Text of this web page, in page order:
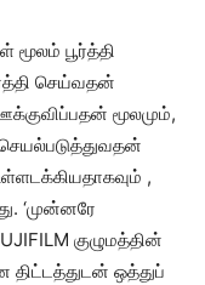
மூலம் பூர்த்தி
செய்வதன்
மூலமும்,
செயல்படுத்துவதன்
,
‘முன்னரே
குழுமத்தின்
ஒத்துப்